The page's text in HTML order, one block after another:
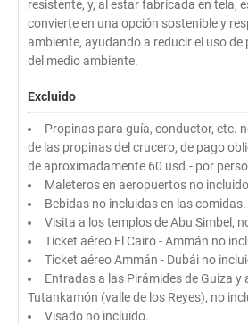
resistente, y, al estar fabricada en tela,
convierte en una opción sostenible y
ambiente, ayudando a reducir el uso
del medio ambiente.
Excluido
Propinas para guía, conductor, etc.
de las propinas del crucero, de pago
de aproximadamente 60 usd.- por
Maleteros en aeropuertos no
Bebidas no incluidas en las comidas.
Visita a los templos de Abu Simbel,
Ticket aéreo El Cairo - Ammán no
Ticket aéreo Ammán - Dubái no
Entradas a las Pirámides de Guiza y
Tutankamón (valle de los Reyes), no
Visado no incluido.